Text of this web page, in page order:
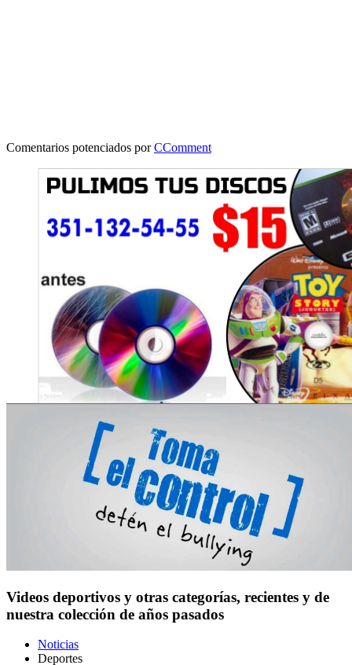
Comentarios potenciados porCComment
Videos deportivos y otras categorías, recientes y de
nuestra colección de años pasados
Noticias
Deportes